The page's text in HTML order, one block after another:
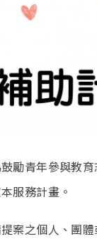
勵青年參與教
服務計畫。
案之個人、團